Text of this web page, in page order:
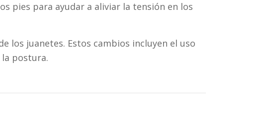
pies para ayudar a aliviar la tensión en los
los juanetes. Estos cambios incluyen el uso
la postura.